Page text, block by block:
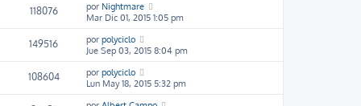
118076 por Nightmare
Mar Dic 01, 2015 1:05 pm
149516 por polyciclo
Jue Sep 03, 2015 8:04 pm
108604 por polyciclo
Lun May 18, 2015 5:32 pm